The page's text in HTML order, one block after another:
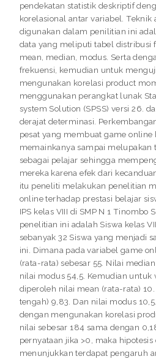
pendekatan statistik deskriptif
korelasional antar variabel. Teknik
digunakan dalam penilitian ini
data yang meliputi tabel distribusi
mean, median, modus. Serta
frekuensi, kemudian untuk
mengunakan korelasi product
menggunakan perangkat lunak
system Solution (SPSS) versi 26.
derajat determinasi.
pesat yang membuat game online
memainkanya sampai melupakan
sebagai pelajar sehingga
mereka karena efek dari
itu peneliti melakukan penelitian
online terhadap prestasi belajar
IPS kelas VIII di SMP N 1 Tinombo
penelitian ini adalah Siswa kelas
sebanyak 32 Siswa yang menjadi
ini. Dimana pada variabel game
(rata-rata) sebesar 55. Nilai
nilai modus 54,5. Kemudian untuk
diperoleh nilai mean (rata-rata)
tengah) 9,83. Dan nilai modus
dengan mengunakan korelasi
nilai sebesar 184 sama dengan
pernyataan jika >0, maka
menunjukkan terdapat pengaruh